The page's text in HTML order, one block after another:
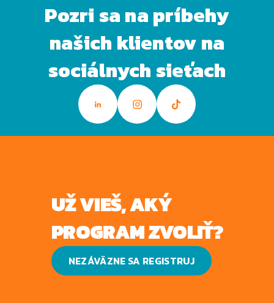
Pozri sa na príbehy
našich klientov na
sociálnych sieťach
UŽ VIEŠ, AKÝ
PROGRAM ZVOLIŤ?
NEZÁVÄZNE SA REGISTRUJ